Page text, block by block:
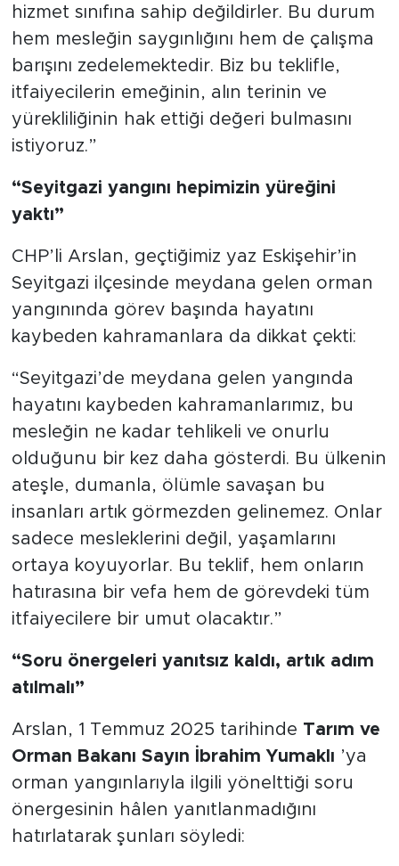
hizmet sınıfına sahip değildirler. Bu durum
hem mesleğin saygınlığını hem de çalışma
barışını zedelemektedir. Biz bu teklifle,
itfaiyecilerin emeğinin, alın terinin ve
yürekliliğinin hak ettiği değeri bulmasını
istiyoruz.”
“Seyitgazi yangını hepimizin yüreğini
yaktı”
CHP’li Arslan, geçtiğimiz yaz Eskişehir’in
Seyitgazi ilçesinde meydana gelen orman
yangınında görev başında hayatını
kaybeden kahramanlara da dikkat çekti:
“Seyitgazi’de meydana gelen yangında
hayatını kaybeden kahramanlarımız, bu
mesleğin ne kadar tehlikeli ve onurlu
olduğunu bir kez daha gösterdi. Bu ülkenin
ateşle, dumanla, ölümle savaşan bu
insanları artık görmezden gelinemez. Onlar
sadece mesleklerini değil, yaşamlarını
ortaya koyuyorlar. Bu teklif, hem onların
hatırasına bir vefa hem de görevdeki tüm
itfaiyecilere bir umut olacaktır.”
“Soru önergeleri yanıtsız kaldı, artık adım
atılmalı”
Arslan, 1 Temmuz 2025 tarihinde Tarım ve
Orman Bakanı Sayın İbrahim Yumaklı ’ya
orman yangınlarıyla ilgili yönelttiği soru
önergesinin hâlen yanıtlanmadığını
hatırlatarak şunları söyledi: